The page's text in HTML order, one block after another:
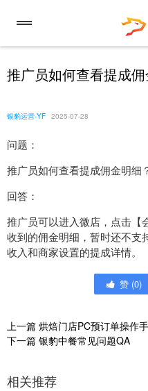
推广员如何查看提成佣
银豹运营-YF 2025-07-28
问题：
推广员如何查看提成佣金明细
回答：
推广员可以进入微店，点击【
收到的佣金明细，暂时还不支
收入和商家设置的提成详情。
赞 (0)
上一篇 烘焙门店PC预订单操作
下一篇 银豹中餐常见问题QA
相关推荐